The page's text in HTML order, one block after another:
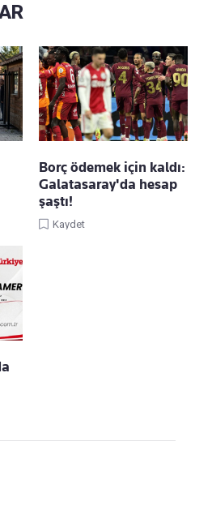
Borç ödemek için kaldı:
Galatasaray'da hesap
şaştı!
Kaydet